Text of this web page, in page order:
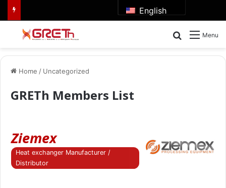
English
Menu
Search for
Home / Uncategorized
GRETh Members List
Ziemex
Heat exchanger Manufacturer /
Distributor